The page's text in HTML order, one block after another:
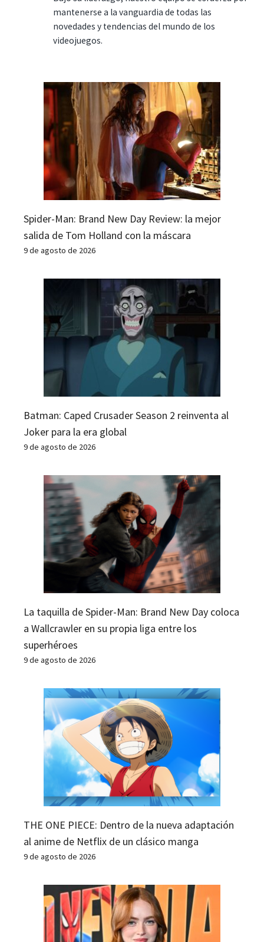
mantenerse a la vanguardia de todas las
novedades y tendencias del mundo de los
videojuegos.
Spider-Man: Brand New Day Review: la mejor
salida de Tom Holland con la máscara
9 de agosto de 2026
Batman: Caped Crusader Season 2 reinventa al
Joker para la era global
9 de agosto de 2026
La taquilla de Spider-Man: Brand New Day coloca
a Wallcrawler en su propia liga entre los
superhéroes
9 de agosto de 2026
THE ONE PIECE: Dentro de la nueva adaptación
al anime de Netflix de un clásico manga
9 de agosto de 2026